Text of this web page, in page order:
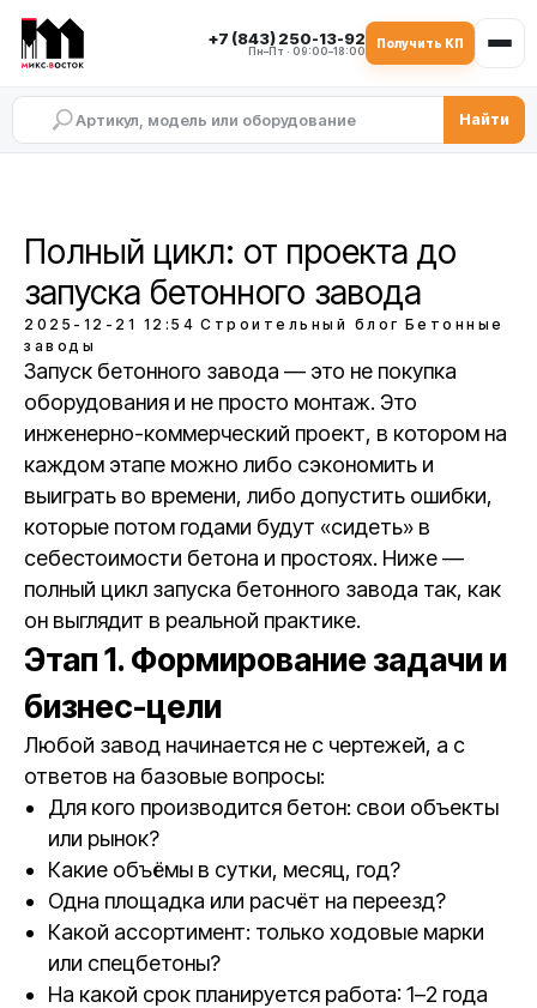
+7 (843) 250-13-92
Пн–Пт · 09:00–18:00
Получить КП
Найти
Полный цикл: от проекта до
запуска бетонного завода
2025-12-21 12:54 Строительный блог Бетонные
заводы
Запуск бетонного завода — это не покупка
оборудования и не просто монтаж. Это
инженерно-коммерческий проект, в котором на
каждом этапе можно либо сэкономить и
выиграть во времени, либо допустить ошибки,
которые потом годами будут «сидеть» в
себестоимости бетона и простоях. Ниже —
полный цикл запуска бетонного завода так, как
он выглядит в реальной практике.
Этап 1. Формирование задачи и
бизнес-цели
Любой завод начинается не с чертежей, а с
ответов на базовые вопросы:
Для кого производится бетон: свои объекты
или рынок?
Какие объёмы в сутки, месяц, год?
Одна площадка или расчёт на переезд?
Какой ассортимент: только ходовые марки
или спецбетоны?
На какой срок планируется работа: 1–2 года